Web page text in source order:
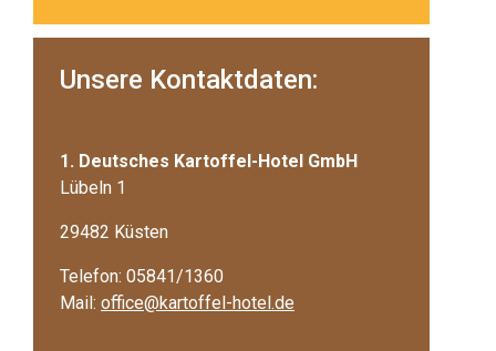
Unsere Kontaktdaten:
1. Deutsches Kartoffel-Hotel GmbH
Lübeln 1
29482 Küsten
Telefon: 05841/1360
Mail: office@kartoffel-hotel.de